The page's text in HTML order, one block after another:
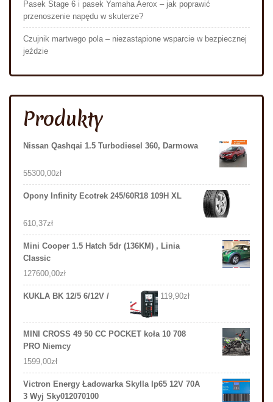
Pasek Stage 6 i pasek Yamaha Aerox – jak poprawić
przenoszenie napędu w skuterze?
Czujnik martwego pola – niezastąpione wsparcie w bezpiecznej
jeździe
Produkty
Nissan Qashqai 1.5 Turbodiesel 360, Darmowa
55300,00zł
Opony Infinity Ecotrek 245/60R18 109H XL
610,37zł
Mini Cooper 1.5 Hatch 5dr (136KM) , Linia
Classic
127600,00zł
KUKLA BK 12/5 6/12V / 119,90zł
MINI CROSS 49 50 CC POCKET koła 10 708
PRO Niemcy
1599,00zł
Victron Energy Ładowarka Skylla Ip65 12V 70A
3 Wyj Sky012070100